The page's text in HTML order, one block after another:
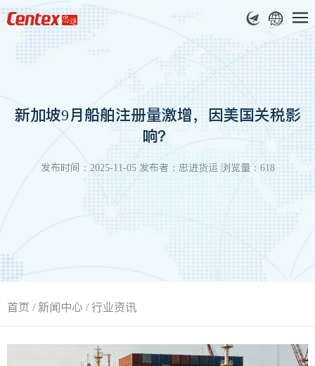
新加坡9月船舶注册量激增，因美国关税影
响？
发布时间：2025-11-05 发布者：忠进货运 浏览量：618
首页 /新闻中心 /行业资讯